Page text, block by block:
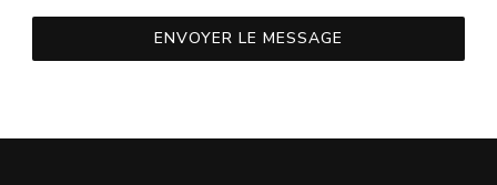
ENVOYER LE MESSAGE